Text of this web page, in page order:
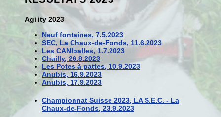
Agility 2023
Neuf fontaines, 7.5.2023
SEC, La Chaux-de-Fonds, 11.6.2023
Les CANIballes, 1.7.2023
Chailly, 26.8.2023
Les Potes à pattes, 10.9.2023
Anubis, 16.9.2023
Anubis, 17.9.2023
Championnat Suisse 2023, LA S.E.C. - La
Chaux-de-Fonds, 23.9.2023